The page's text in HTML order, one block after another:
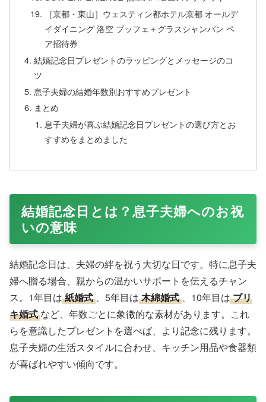
［京都・東山］ウェスティン都ホテル京都 オールデ
イダイニング 洛空 ブッフェ＋グラスシャンパン ペ
ア招待券
結婚記念日プレゼントのラッピングとメッセージのコ
ツ
息子夫婦の結婚年数別おすすめプレゼント
まとめ
息子夫婦が喜ぶ結婚記念日プレゼントの選び方とお
すすめをまとめました
結婚記念日とは？息子夫婦へのお祝
いの意味
結婚記念日は、夫婦の絆を祝う大切な日です。特に息子夫
婦へ贈る場合、親からの温かいサポートを伝えるチャン
ス。1年目は 紙婚式 、5年目は 木綿婚式 、10年目は ブリ
キ婚式 など、年数ごとに象徴的な素材があります。これ
らを意識したプレゼントを選べば、より記念に残ります。
息子夫婦の生活スタイルに合わせ、キッチン用品や食器類
が喜ばれやすい傾向です。